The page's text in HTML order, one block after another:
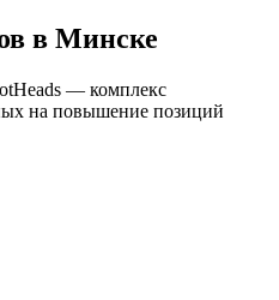
в Минске
— комплекс
на повышение позиций